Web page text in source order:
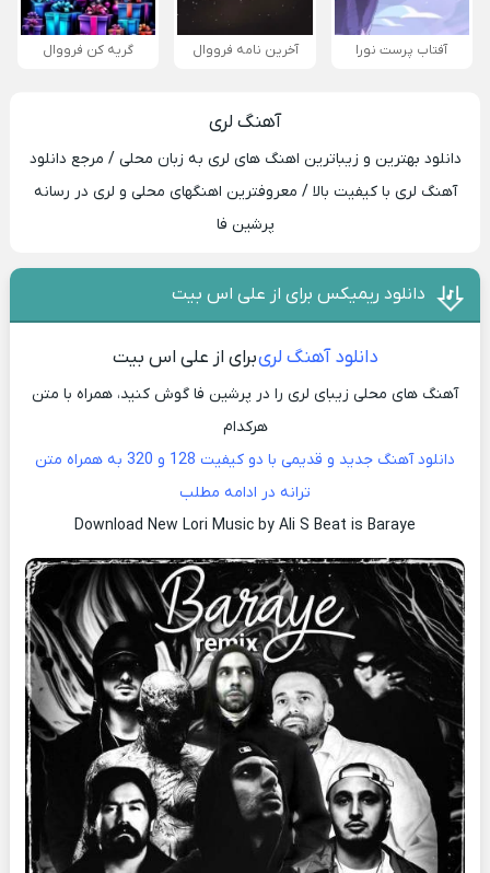
آفتاب پرست نورا آخرین نامه فرووال گریه کن فرووال
آهنگ لری
دانلود بهترین و زیباترین اهنگ های لری به زبان محلی / مرجع دانلود
آهنگ لری با کیفیت بالا / معروفترین اهنگهای محلی و لری در رسانه
پرشین فا
دانلود ریمیکس برای از علی اس بیت
دانلود آهنگ لریبرای از علی اس بیت
آهنگ های محلی زیبای لری را در پرشین فا گوش کنید، همراه با متن
هرکدام
دانلود آهنگ جدید و قدیمی با دو کیفیت 128 و 320 به همراه متن
ترانه در ادامه مطلب
Download New Lori Music by Ali S Beat is Baraye